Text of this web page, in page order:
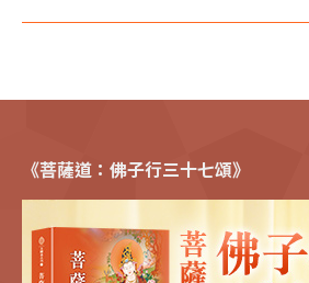
《菩薩道：佛子行三十七頌》